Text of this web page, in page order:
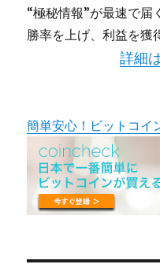
“極秘情報”が最速で届
勝率を上げ、利益を獲
詳細
簡単安心！ビットコ